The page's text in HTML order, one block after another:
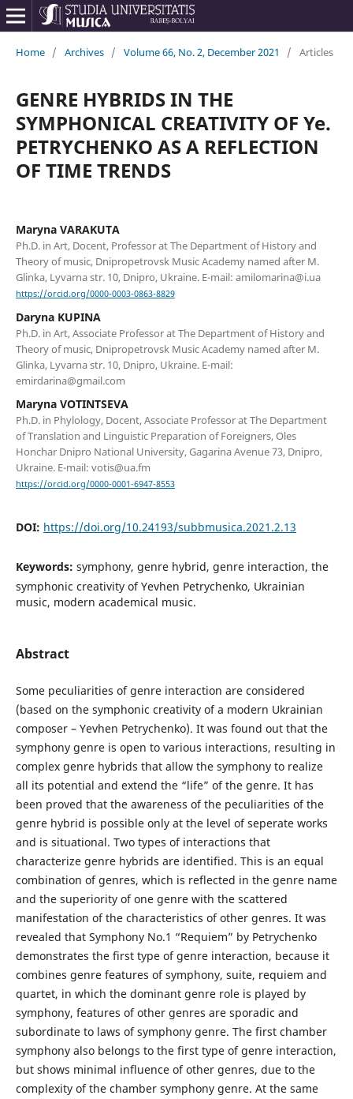
Home / Archives / Volume 66, No. 2, December 2021 / Articles
GENRE HYBRIDS IN THE
SYMPHONICAL CREATIVITY OF Ye.
PETRYCHENKO AS A REFLECTION
OF TIME TRENDS
Maryna VARAKUTA
Ph.D. in Art, Doсent, Professor at The Department of History and
Theory of music, Dnipropetrovsk Music Academy named after M.
Glinka, Lyvarna str. 10, Dnipro, Ukraine. E-mail: amilomarina@i.ua
https://orcid.org/0000-0003-0863-8829
Daryna KUPINA
Ph.D. in Art, Associate Professor at The Department of History and
Theory of music, Dnipropetrovsk Music Academy named after M.
Glinka, Lyvarna str. 10, Dnipro, Ukraine. E-mail:
emirdarina@gmail.com
Maryna VOTINTSEVA
Ph.D. in Phylology, Doсent, Associate Professor at The Department
of Translation and Linguistic Preparation of Foreigners, Oles
Honchar Dnipro National University, Gagarina Avenue 73, Dnipro,
Ukraine. E-mail: votis@ua.fm
https://orcid.org/0000-0001-6947-8553
DOI: https://doi.org/10.24193/subbmusica.2021.2.13
Keywords: symphony, genre hybrid, genre interaction, the
symphonic creativity of Yevhen Petrychenko, Ukrainian
music, modern academical music.
Abstract
Some peculiarities of genre interaction are considered
(based on the symphonic creativity of a modern Ukrainian
composer – Yevhen Petrychenko). It was found out that the
symphony genre is open to various interactions, resulting in
complex genre hybrids that allow the symphony to realize
all its potential and extend the “life” of the genre. It has
been proved that the awareness of the peculiarities of the
genre hybrid is possible only at the level of seperate works
and is situational. Two types of interactions that
characterize genre hybrids are identified. This is an equal
combination of genres, which is reflected in the genre name
and the superiority of one genre with the scattered
manifestation of the characteristics of other genres. It was
revealed that Symphony No.1 “Requiem” by Petrychenko
demonstrates the first type of genre interaction, because it
combines genre features of symphony, suite, requiem and
quartet, in which the dominant genre role is played by
symphony, features of other genres are sporadic and
subordinate to laws of symphony genre. The first chamber
symphony also belongs to the first type of genre interaction,
but shows minimal influence of other genres, due to the
complexity of the chamber symphony genre. At the same